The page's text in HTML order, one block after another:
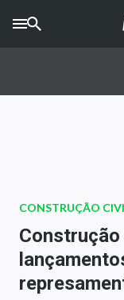
AGROTIMES
Newsletters
Money Trader
Anuncie
CONSTRUÇÃO